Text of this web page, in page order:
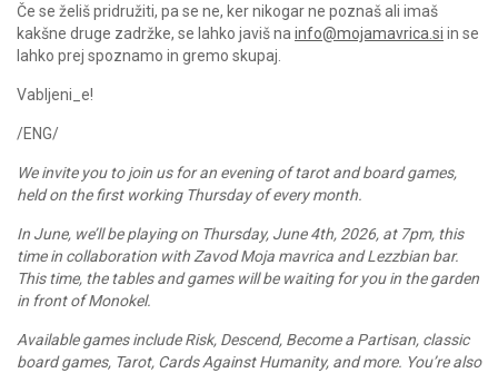
Če se želiš pridružiti, pa se ne, ker nikogar ne poznaš ali imaš
kakšne druge zadržke, se lahko javiš na info@mojamavrica.si in se
lahko prej spoznamo in gremo skupaj.
Vabljeni_e!
/ENG/
We invite you to join us for an evening of tarot and board games,
held on the first working Thursday of every month.
In June, we’ll be playing on Thursday, June 4th, 2026, at 7pm, this
time in collaboration with Zavod Moja mavrica and Lezzbian bar.
This time, the tables and games will be waiting for you in the garden
in front of Monokel.
Available games include Risk, Descend, Become a Partisan, classic
board games, Tarot, Cards Against Humanity, and more. You’re also